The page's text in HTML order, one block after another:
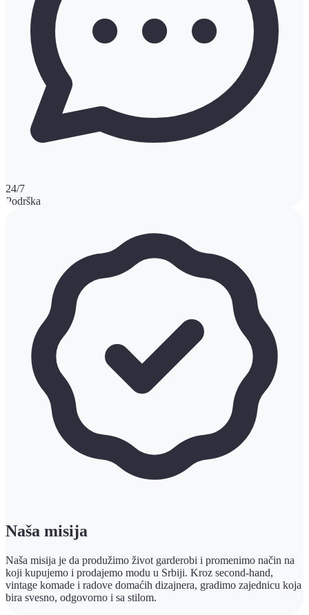
24/7
Podrška
Naša misija
Naša misija je da produžimo život garderobi i promenimo način na
koji kupujemo i prodajemo modu u Srbiji. Kroz second-hand,
vintage komade i radove domaćih dizajnera, gradimo zajednicu koja
bira svesno, odgovorno i sa stilom.